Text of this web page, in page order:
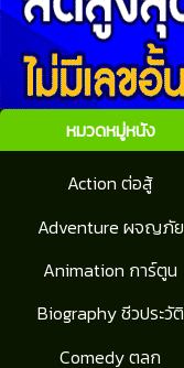
หมวดหมู่หนัง
Action ต่อสู้
Adventure ผจญภัย
Animation การ์ตูน
Biography ชีวประวัติ
Comedy ตลก